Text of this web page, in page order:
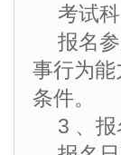
考试
报名
事行为
条件。
3 、